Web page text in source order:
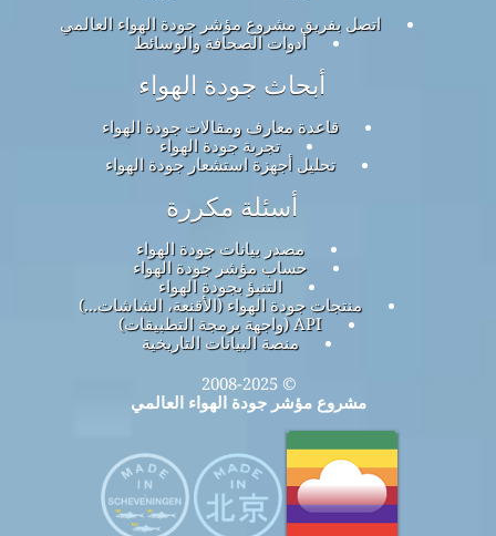
اتصل بفريق مشروع مؤشر جودة الهواء العالمي
أدوات الصحافة والوسائط
أبحاث جودة الهواء
قاعدة معارف ومقالات جودة الهواء
تجربة جودة الهواء
تحليل أجهزة استشعار جودة الهواء
أسئلة مكررة
مصدر بيانات جودة الهواء
حساب مؤشر جودة الهواء
التنبؤ بجودة الهواء
منتجات جودة الهواء (الأقنعة، الشاشات...)
API (واجهة برمجة التطبيقات)
منصة البيانات التاريخية
© 2008-2025
مشروع مؤشر جودة الهواء العالمي